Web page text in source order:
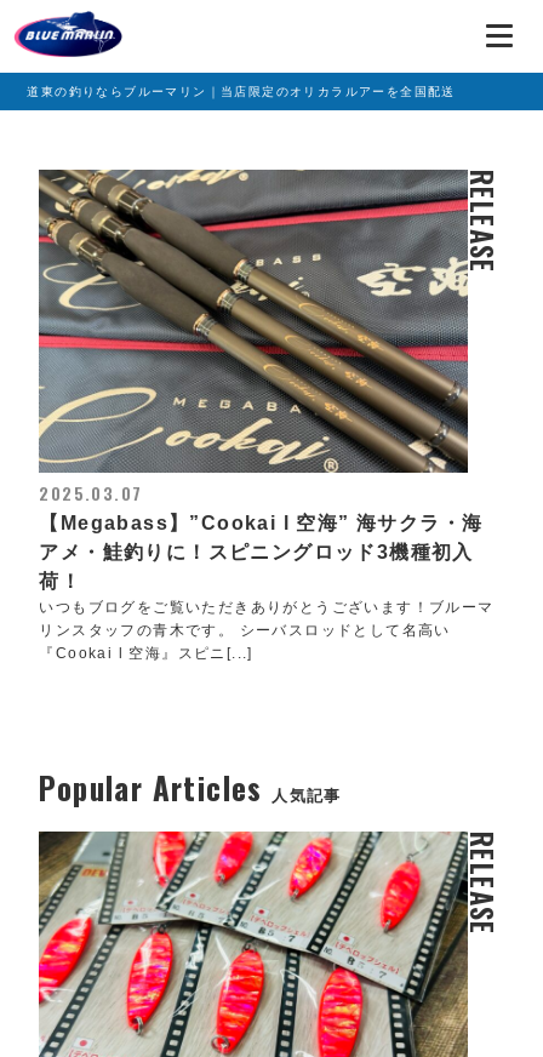
道東の釣りならブルーマリン｜当店限定のオリカラルアーを全国配送
RELEASE
2025.03.07
【Megabass】”Cookai l 空海” 海サクラ・海
アメ・鮭釣りに！スピニングロッド3機種初入
荷！
いつもブログをご覧いただきありがとうございます！ブルーマ
リンスタッフの青木です。 シーバスロッドとして名高い
『Cookai l 空海』スピニ[...]
Popular Articles 人気記事
RELEASE